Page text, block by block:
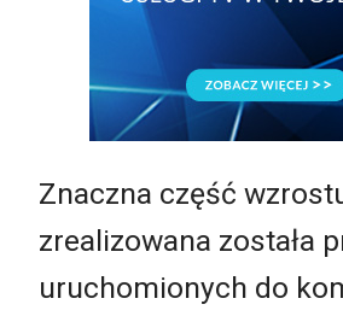
Znaczna część
zrealizowana została
uruchomionych do